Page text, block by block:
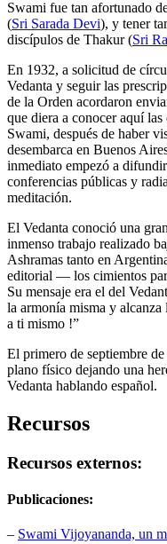
Swami fue tan afortunado
(Sri Sarada Devi), y tener
discípulos de Thakur (Sri
En 1932, a solicitud de
Vedanta y seguir las
de la Orden acordaron
que diera a conocer aquí
Swami, después de haber
desembarca en Buenos
inmediato empezó a
conferencias públicas y
meditación.
El Vedanta conoció una
inmenso trabajo realizado
Ashramas tanto en
editorial ― los cimientos
Su mensaje era el del
la armonía misma y alcanza
a ti mismo !”
El primero de septiembre
plano físico dejando una
Vedanta hablando español.
Recursos
Recursos externos:
Publicaciones:
– Swami Vijoyananda, un